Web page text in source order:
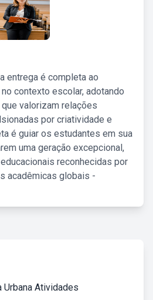
entrega é completa ao
contexto escolar, adotando
valorizam relações
por criatividade e
é guiar os estudantes em sua
uma geração excepcional,
reconhecidas por
acadêmicas globais -
Urbana Atividades